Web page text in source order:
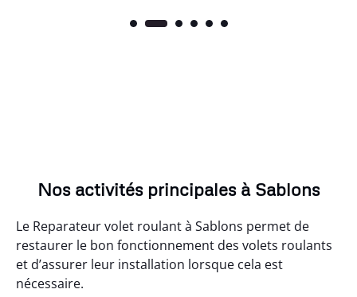
Nos activités principales à Sablons
Le Reparateur volet roulant à Sablons permet de
restaurer le bon fonctionnement des volets roulants
et d’assurer leur installation lorsque cela est
nécessaire.